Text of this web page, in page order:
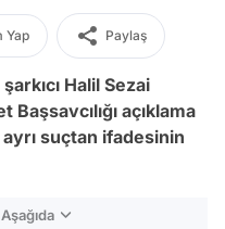
Yap Paylaş
Halil Sezai
açıklama
ayrı suçtan ifadesinin